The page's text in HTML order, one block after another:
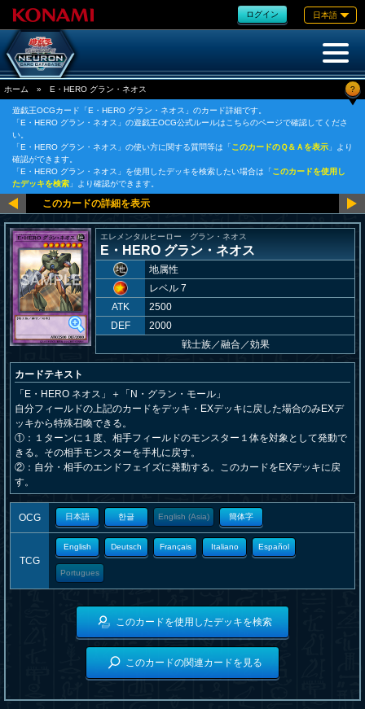
ログイン 日本語
ホーム » E・HERO グラン・ネオス ?
遊戯王OCGカード「E・HERO グラン・ネオス」のカード詳細です。
「E・HERO グラン・ネオス」の遊戯王OCG公式ルールはこちらのページで確認してくださ
い。
「E・HERO グラン・ネオス」の使い方に関する質問等は「このカードのＱ＆Ａを表示 」より
確認ができます。
「E・HERO グラン・ネオス」を使用したデッキを検索したい場合は「このカードを使用し
たデッキを検索 」より確認ができます。
エレメンタルヒーロー グラン・ネオス
E・HERO グラン・ネオス
地属性
レベル 7
ATK
2500
DEF
2000
戦士族／融合／効果
カードテキスト
「E・HERO ネオス」＋「N・グラン・モール」
自分フィールドの上記のカードをデッキ・EXデッキに戻した場合のみEXデ
ッキから特殊召喚できる。
①：１ターンに１度、相手フィールドのモンスター１体を対象として発動で
きる。その相手モンスターを手札に戻す。
②：自分・相手のエンドフェイズに発動する。このカードをEXデッキに戻
す。
OCG 日本語 한글 English (Asia) 簡体字
TCG
English Deutsch Français Italiano Español
Portugues
このカードを使用したデッキを検索
このカードの関連カードを見る